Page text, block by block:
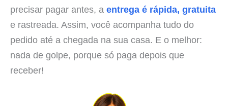
precisar pagar antes, a entrega é rápida, gratuita
e rastreada. Assim, você acompanha tudo do
pedido até a chegada na sua casa. E o melhor:
nada de golpe, porque só paga depois que
receber!